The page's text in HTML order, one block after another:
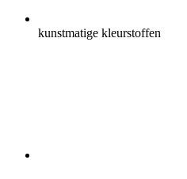
kunstmatige kleurstoffen